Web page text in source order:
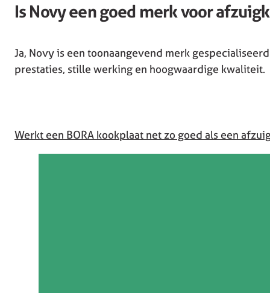
Is Novy een goed merk voor
Ja, Novy is een toonaangevend merk
prestaties, stille werking en hoogwaardige kwaliteit.
Werkt een BORA kookplaat net zo goed als een